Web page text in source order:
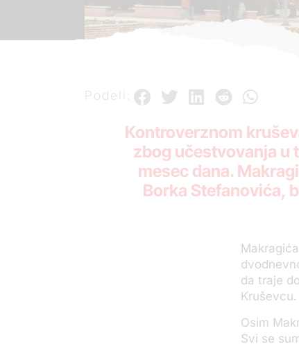
Podeli:
Kontroverznom
zbog učestvovanja u
mesec dana.
Borka Stefanovića,
da traje
Kruševcu.
Osim
Svi se